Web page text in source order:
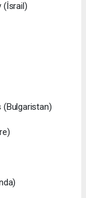
(İsrail)